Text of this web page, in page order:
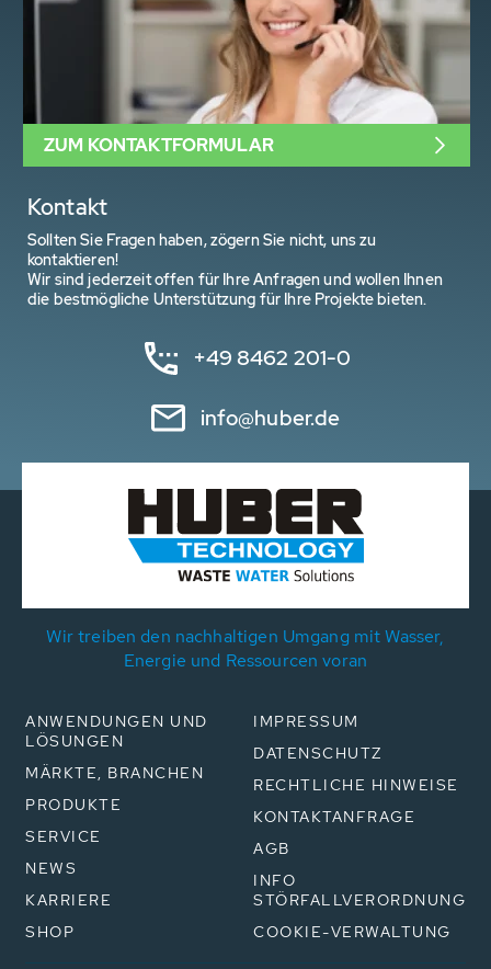
Kontakt
Sollten Sie Fragen haben, zögern Sie nicht, uns zu
kontaktieren!
Wir sind jederzeit offen für Ihre Anfragen und wollen Ihnen
die bestmögliche Unterstützung für Ihre Projekte bieten.
+49 8462 201-0
info@huber.de
ZUM KONTAKTFORMULAR
Wir treiben den nachhaltigen Umgang mit Wasser,
Energie und Ressourcen voran
ANWENDUNGEN UND
LÖSUNGEN
MÄRKTE, BRANCHEN
PRODUKTE
SERVICE
NEWS
KARRIERE
SHOP
IMPRESSUM
DATENSCHUTZ
RECHTLICHE HINWEISE
KONTAKTANFRAGE
AGB
INFO
STÖRFALLVERORDNUNG
COOKIE-VERWALTUNG